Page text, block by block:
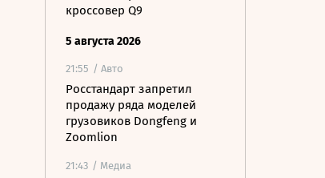
кроссовер Q9
5 августа 2026
21:55 / Авто
Росстандарт запретил
продажу ряда моделей
грузовиков Dongfeng и
Zoomlion
21:43 / Медиа